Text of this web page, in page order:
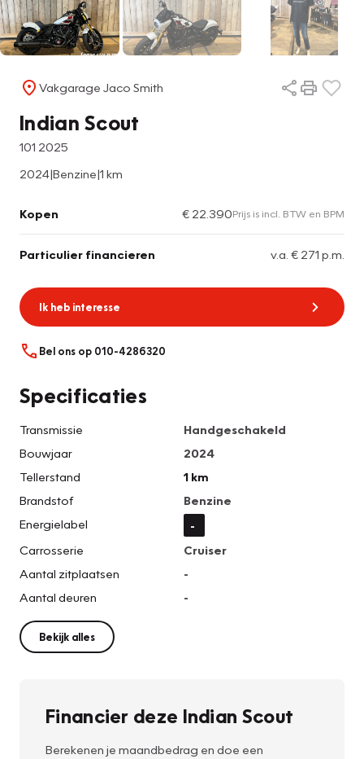
Vakgarage Jaco Smith
Indian Scout
101 2025
2024|Benzine|1 km
Kopen € 22.390Prijs is incl. BTW en BPM
Particulier financieren v.a. € 271 p.m.
Ik heb interesse
Bel ons op 010-4286320
Specificaties
Transmissie
Handgeschakeld
Bouwjaar
2024
Tellerstand
1 km
Brandstof
Benzine
Energielabel
-
Carrosserie
Cruiser
Aantal zitplaatsen
-
Aantal deuren
-
Bekijk alles
Financier deze Indian Scout
Berekenen je maandbedrag en doe een